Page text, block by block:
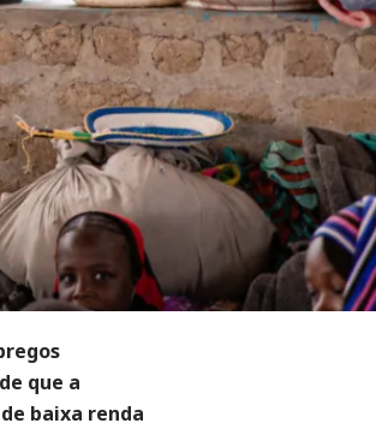
que a
baixa renda